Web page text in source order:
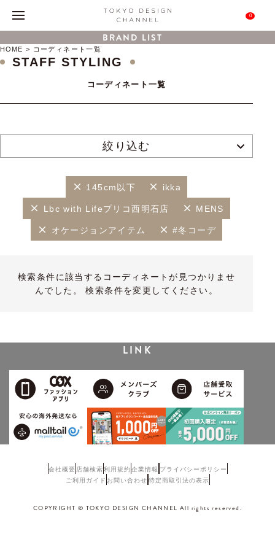
0
BRAND LIST
HOME コーディネート一覧
STAFF STYLING
コーディネート一覧
絞り込む
145cm以下 ikka
Lbc with Lifeプリコ西明石店 MENS
オケージョンアイテム #冬コーデ
検索条件に該当するコーディネートが見つかりませ
んでした。 検索条件を変更してください。
LINK
会社概要 店舗検索利用規約企業情報 プライバシーポリシー
ご利用ガイド お問い合わせ 特定商取引法の表示
COPYRIGHT © TOKYO DESIGN CHANNEL All rights reserved.